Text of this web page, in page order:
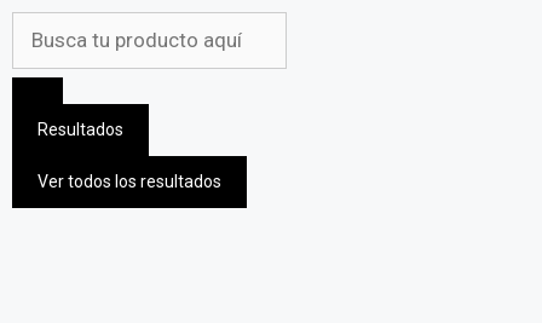
Resultados
Ver todos los resultados